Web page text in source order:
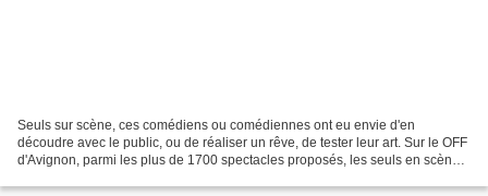
Seuls sur scène, ces comédiens ou comédiennes ont eu envie d'en
découdre avec le public, ou de réaliser un rêve, de tester leur art. Sur le OFF
d'Avignon, parmi les plus de 1700 spectacles proposés, les seuls en scène